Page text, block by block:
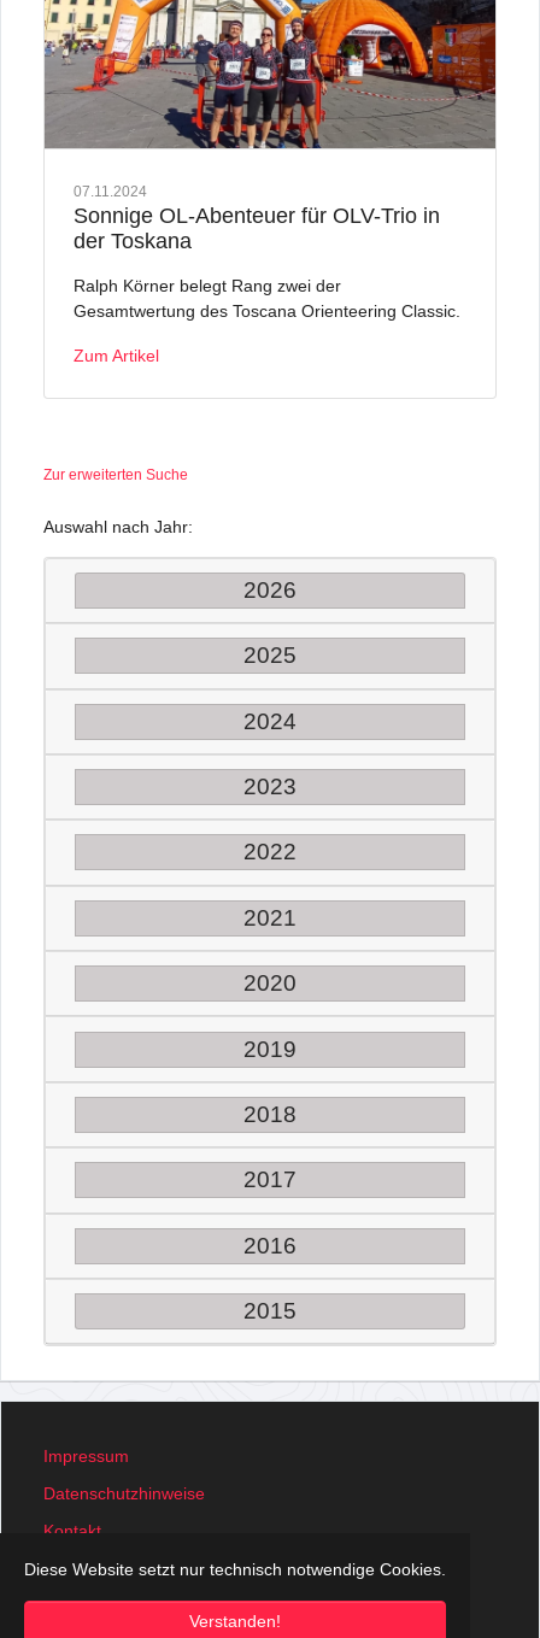
Diese Website setzt nur technisch notwendige Cookies.
Verstanden!
07.11.2024
Sonnige OL-Abenteuer für OLV-Trio in
der Toskana
Ralph Körner belegt Rang zwei der
Gesamtwertung des Toscana Orienteering Classic.
Zum Artikel
Zur erweiterten Suche
Auswahl nach Jahr:
2026
2025
2024
2023
2022
2021
2020
2019
2018
2017
2016
2015
Impressum
Datenschutzhinweise
Kontakt
Was ist Orientierungslauf?
© OLV Landshut 2007 - 2026